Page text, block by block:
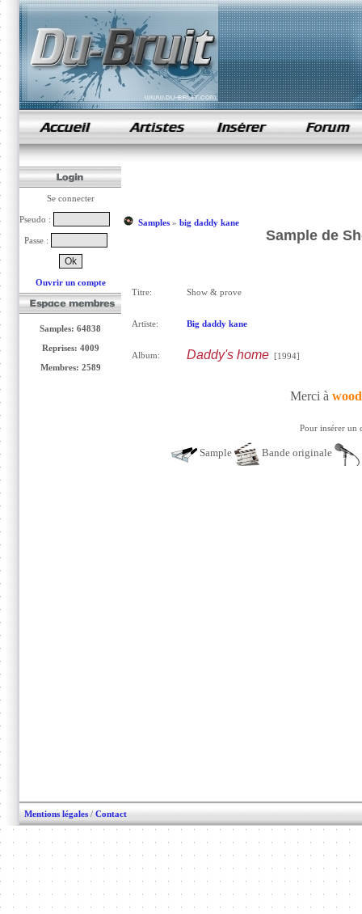
samples de rap
Se connecter
Pseudo :
Passe :
Ouvrir un compte
Samples: 64838
Reprises: 4009
Membres: 2589
Samples» big daddy kane
Sample de
Titre: Show & prove
Artiste: Big daddy kane
Album: Daddy's home[1994]
Merci à
Pour insérer un
Sample Bande originale
Mentions légales / Contact